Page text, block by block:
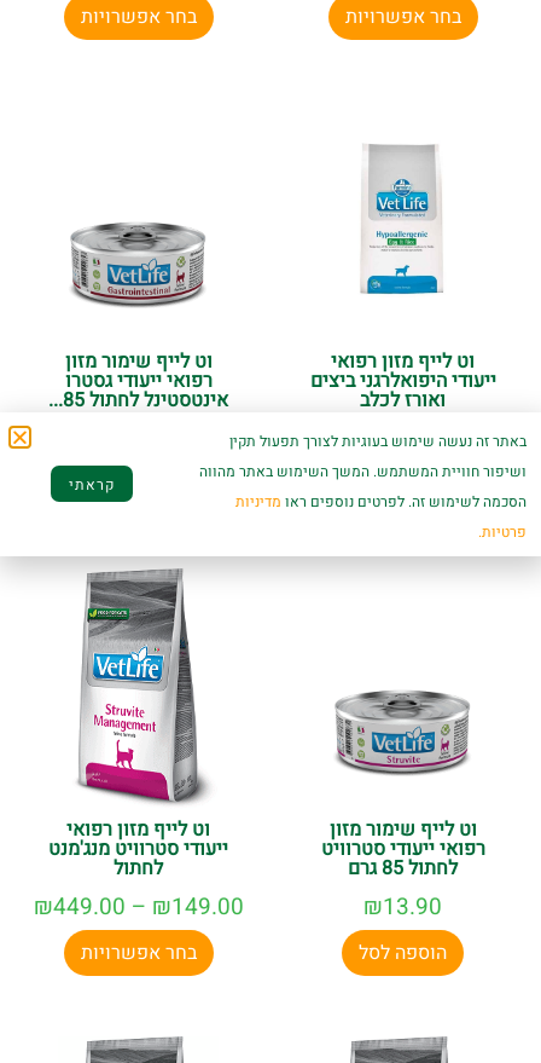
בחר אפשרויות בחר אפשרויות
וט לייף מזון רפואי
ייעודי היפואלרגני ביצים
ואורז לכלב
₪149.00
–
₪439.00
בחר אפשרויות
וט לייף שימור מזון
רפואי ייעודי גסטרו
אינטסטינל לחתול 85...
הוספה לסל
וט לייף שימור מזון
רפואי ייעודי סטרוויט
לחתול 85 גרם
₪13.90
הוספה לסל
וט לייף מזון רפואי
ייעודי סטרוויט מנג'מנט
לחתול
₪149.00
–
₪449.00
בחר אפשרויות
באתר זה נעשה שימוש בעוגיות לצורך תפעול תקין
ושיפור חוויית המשתמש. המשך השימוש באתר מהווה
הסכמה לשימוש זה. לפרטים נוספים ראו מדיניות
פרטיות.
קראתי